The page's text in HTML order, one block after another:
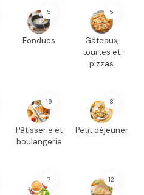
5
Fondues
5
Gâteaux,
tourtes et
pizzas
19
Pâtisserie et
boulangerie
8
Petit déjeuner
7 12